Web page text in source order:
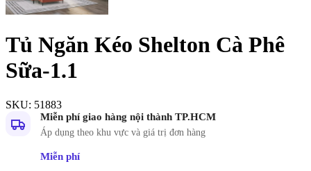
Tủ Ngăn Kéo Shelton Cà Phê
Sữa-1.1
SKU: 51883
Miễn phí giao hàng nội thành TP.HCM
Áp dụng theo khu vực và giá trị đơn hàng
Miễn phí